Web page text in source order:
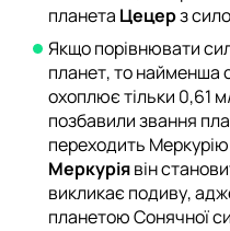
планета Цецерз
Якщо порівнювати
планет, то найменша
охоплює тільки 0,61
позбавили звання
переходить
Меркуріявін
викликає подиву,
планетою Сонячної